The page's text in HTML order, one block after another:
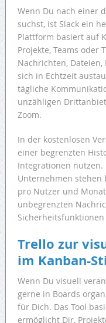
Wenn Du nach einer
suchst, ist Slack ein
Plattform basiert auf
Projekte, Teams oder
Nachrichten, Dateien,
sich in Echtzeit
tägliche
unzähligen
Zoom.
In der kostenlosen
einer begrenzten
Integrationen nutzen.
Unternehmen stehen
pro Nutzer und
unbegrenzten
Trello zur
im Kanban-
Wenn Du visuell
gerne in Boards
für Dich. Das Tool
ermöglicht Dir,